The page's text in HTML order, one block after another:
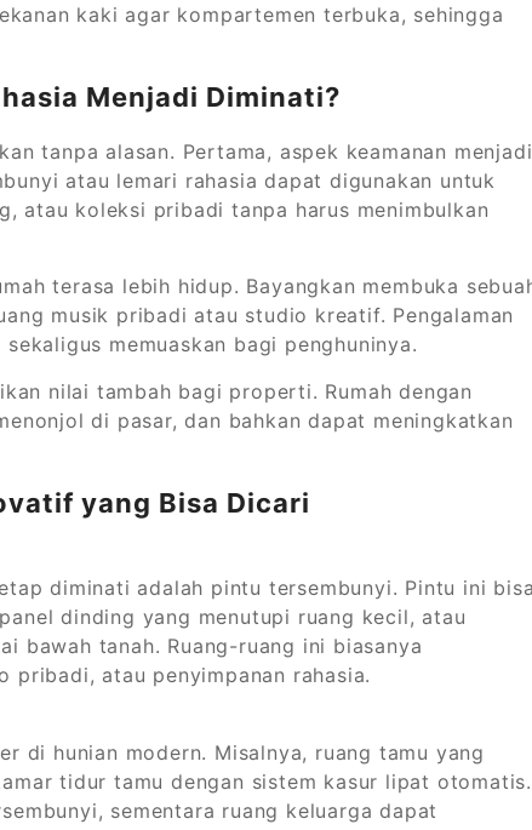
kaki agar kompartemen terbuka, sehingga
Menjadi Diminati?
tanpa alasan. Pertama, aspek keamanan menjadi
atau lemari rahasia dapat digunakan untuk
atau koleksi pribadi tanpa harus menimbulkan
terasa lebih hidup. Bayangkan membuka
musik pribadi atau studio kreatif. Pengalaman
memuaskan bagi penghuninya.
nilai tambah bagi properti. Rumah dengan
di pasar, dan bahkan dapat meningkatkan
yang Bisa Dicari
diminati adalah pintu tersembunyi. Pintu ini bisa
dinding yang menutupi ruang kecil, atau
bawah tanah. Ruang-ruang ini biasanya
pribadi, atau penyimpanan rahasia.
di hunian modern. Misalnya, ruang tamu yang
tidur tamu dengan sistem kasur lipat otomatis.
sementara ruang keluarga dapat